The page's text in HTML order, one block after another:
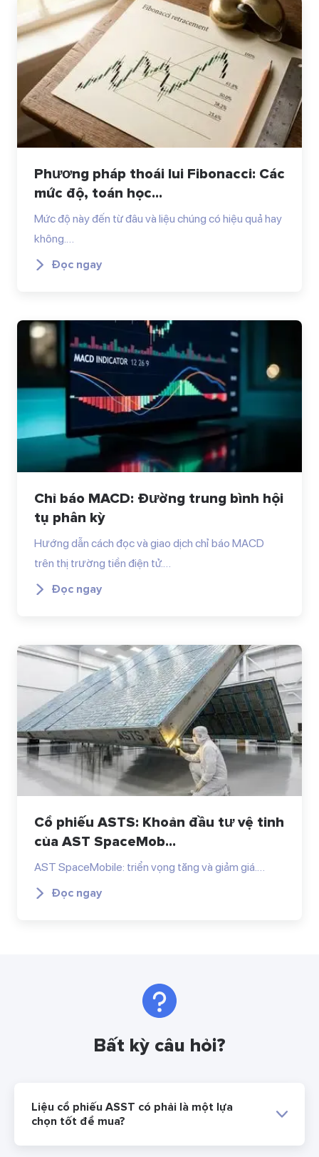
Phương pháp thoái lui Fibonacci: Các
mức độ, toán học...
Mức độ này đến từ đâu và liệu chúng có hiệu quả hay
không.…
Đọc ngay
Chỉ báo MACD: Đường trung bình hội
tụ phân kỳ
Hướng dẫn cách đọc và giao dịch chỉ báo MACD
trên thị trường tiền điện tử.…
Đọc ngay
Cổ phiếu ASTS: Khoản đầu tư vệ tinh
của AST SpaceMob...
AST SpaceMobile: triển vọng tăng và giảm giá.…
Đọc ngay
Bất kỳ câu hỏi?
Liệu cổ phiếu ASST có phải là một lựa
chọn tốt để mua?